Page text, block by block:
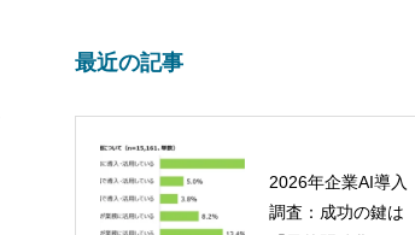
最近の記事
2026年企業AI導入
調査：成功の鍵は